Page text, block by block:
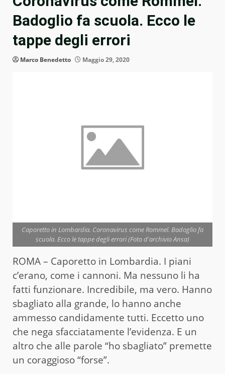
Badoglio fa scuola. Ecco le
tappe degli errori
Marco Benedetto Maggio 29, 2020
Caporetto in Lombardia. Coronavirus come Rommel. Badoglio fa
scuola. Ecco le tappe degli errori (Foto d'archivio Ansa)
ROMA – Caporetto in Lombardia. I piani
c’erano, come i cannoni. Ma nessuno li ha
fatti funzionare. Incredibile, ma vero. Hanno
sbagliato alla grande, lo hanno anche
ammesso candidamente tutti. Eccetto uno
che nega sfacciatamente l’evidenza. E un
altro che alle parole “ho sbagliato” premette
un coraggioso “forse”.